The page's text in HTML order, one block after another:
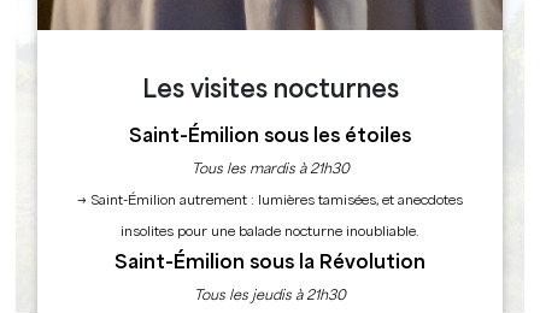
EN FAMILLE
Les visites nocturnes
Saint-Émilion sous les étoiles
Tous les mardis à 21h30
→ Saint-Émilion autrement : lumières tamisées, et anecdotes
insolites pour une balade nocturne inoubliable.
Saint-Émilion sous la Révolution
Tous les jeudis à 21h30